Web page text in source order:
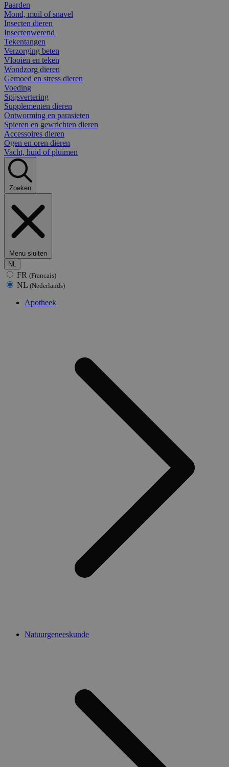
Paarden
Mond, muil of snavel
Insecten dieren
Insectenwerend
Tekentangen
Verzorging beten
Vlooien en teken
Wondzorg dieren
Gemoed en stress dieren
Voeding
Spijsvertering
Supplementen dieren
Ontworming en parasieten
Spieren en gewrichten dieren
Accessoires dieren
Ogen en oren dieren
Vacht, huid of pluimen
Zoeken
Menu sluiten
NL
FR (Francais)
NL (Nederlands)
Apotheek
Natuurgeneeskunde